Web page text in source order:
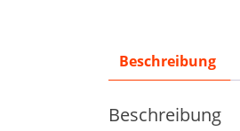
Beschreibung
Beschreibung